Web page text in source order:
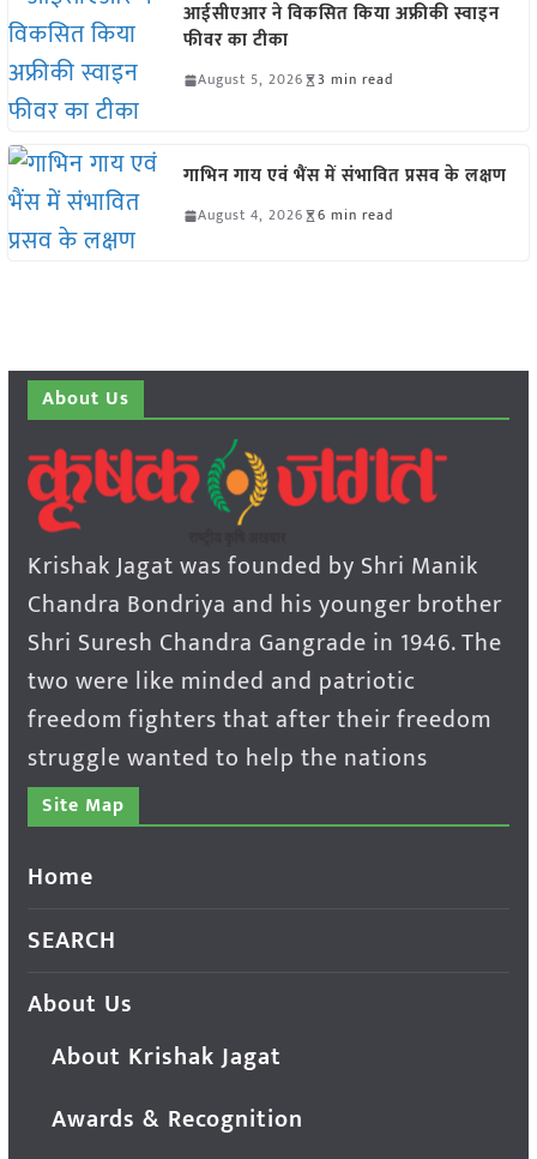
आईसीएआर ने विकसित किया अफ्रीकी स्वाइन
फीवर का टीका
August 5, 2026 3 min read
गाभिन गाय एवं भैंस में संभावित प्रसव के लक्षण
August 4, 2026 6 min read
About Us
Krishak Jagat was founded by Shri Manik
Chandra Bondriya and his younger brother
Shri Suresh Chandra Gangrade in 1946. The
two were like minded and patriotic
freedom fighters that after their freedom
struggle wanted to help the nations
Site Map
Home
SEARCH
About Us
About Krishak Jagat
Awards & Recognition